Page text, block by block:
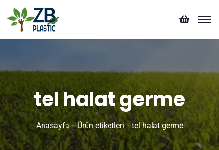
tel halat germe
Anasayfa Ürün etiketleri tel halat germe